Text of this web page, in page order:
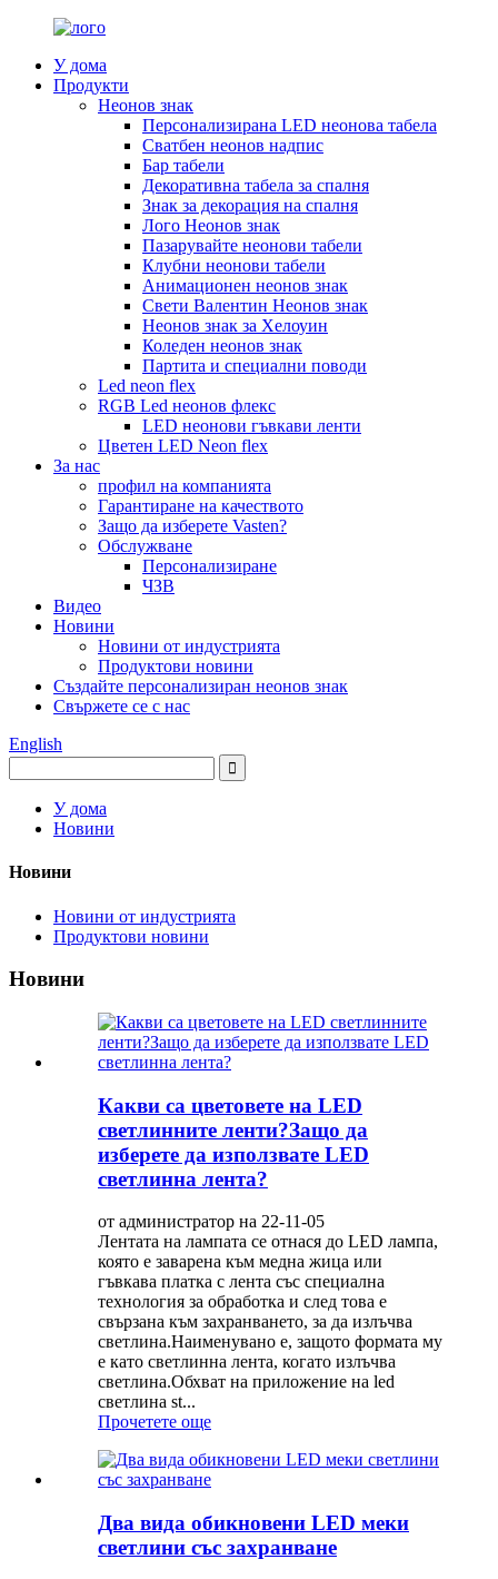
У дома
Продукти
Неонов знак
Персонализирана LED неонова табела
Сватбен неонов надпис
Бар табели
Декоративна табела за спалня
Знак за декорация на спалня
Лого Неонов знак
Пазарувайте неонови табели
Клубни неонови табели
Анимационен неонов знак
Свети Валентин Неонов знак
Неонов знак за Хелоуин
Коледен неонов знак
Партита и специални поводи
Led neon flex
RGB Led неонов флекс
LED неонови гъвкави ленти
Цветен LED Neon flex
За нас
профил на компанията
Гарантиране на качеството
Защо да изберете Vasten?
Обслужване
Персонализиране
ЧЗВ
Видео
Новини
Новини от индустрията
Продуктови новини
Създайте персонализиран неонов знак
Свържете се с нас
English
У дома
Новини
Новини
Новини от индустрията
Продуктови новини
Новини
Какви са цветовете на LED
светлинните ленти?Защо да
изберете да използвате LED
светлинна лента?
от администратор на 22-11-05
Лентата на лампата се отнася до LED лампа,
която е заварена към медна жица или
гъвкава платка с лента със специална
технология за обработка и след това е
свързана към захранването, за да излъчва
светлина.Наименувано е, защото формата му
е като светлинна лента, когато излъчва
светлина.Обхват на приложение на led
светлина st...
Прочетете още
Два вида обикновени LED меки
светлини със захранване